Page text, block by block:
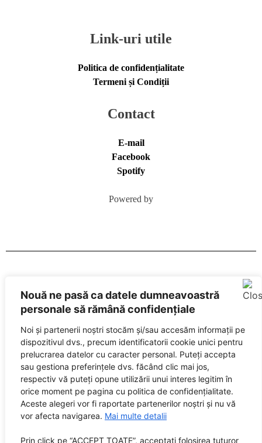
Nouă ne pasă ca datele dumneavoastră
personale să rămână confidențiale
Noi și partenerii noștri stocăm și/sau accesăm informații pe
dispozitivul dvs., precum identificatorii cookie unici pentru
prelucrarea datelor cu caracter personal. Puteți accepta
sau gestiona preferințele dvs. făcând clic mai jos,
respectiv vă puteți opune utilizării unui interes legitim în
orice moment pe pagina cu politica de confidențialitate.
Aceste alegeri vor fi raportate partenerilor noștri și nu vă
vor afecta navigarea. Mai multe detalii
Prin click pe “ACCEPT TOATE”, acceptati folosirea tuturor
Link-uri utile
Politica de confidențialitate
Termeni și Condiții
Contact
E-mail
Facebook
Spotify
Powered by
SUNETE este marcă înregistrată City Guide Media SRL, RO
32408505
Sediul central: Brașov, Str. Octavian Goga nr. 9, bl. 290